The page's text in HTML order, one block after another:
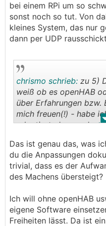
bei einem RPi um so
sonst noch so tut. Von
kleines System, das nur
dann per UDP
.
chrismo schrieb: zu 5)
weiß ob es openHAB
über Erfahrungen bzw.
mich freuen(!) - habe
adaptiert, das es ohne
Alone Bindings" zur
Das ist genau das, was
du die Anpassungen
trivial, dass es der
des Machens übersteigt?
Ich will ohne openHAB
eigene Software
Freiheiten lässt. Da ist